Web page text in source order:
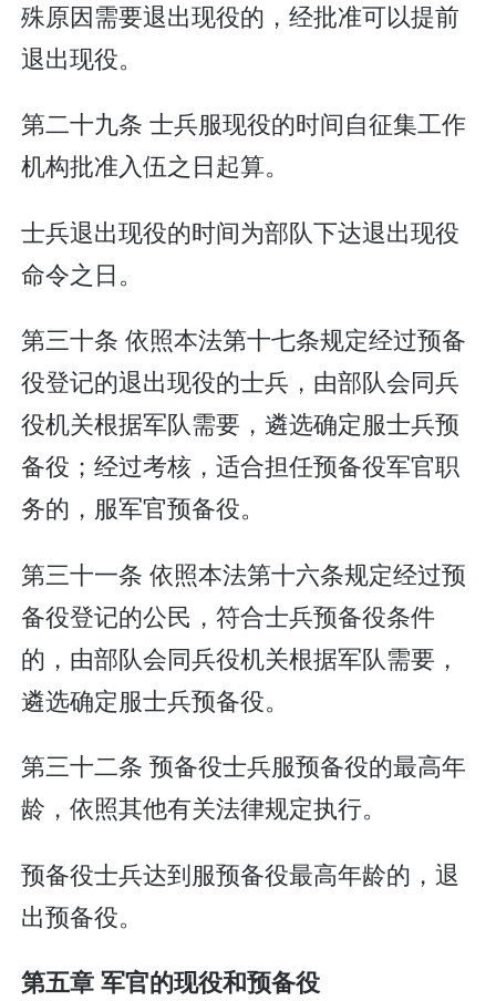
殊原因需要退出现役的，经批准可以提前
退出现役。
第二十九条 士兵服现役的时间自征集工作
机构批准入伍之日起算。
士兵退出现役的时间为部队下达退出现役
命令之日。
第三十条 依照本法第十七条规定经过预备
役登记的退出现役的士兵，由部队会同兵
役机关根据军队需要，遴选确定服士兵预
备役；经过考核，适合担任预备役军官职
务的，服军官预备役。
第三十一条 依照本法第十六条规定经过预
备役登记的公民，符合士兵预备役条件
的，由部队会同兵役机关根据军队需要，
遴选确定服士兵预备役。
第三十二条 预备役士兵服预备役的最高年
龄，依照其他有关法律规定执行。
预备役士兵达到服预备役最高年龄的，退
出预备役。
第五章 军官的现役和预备役